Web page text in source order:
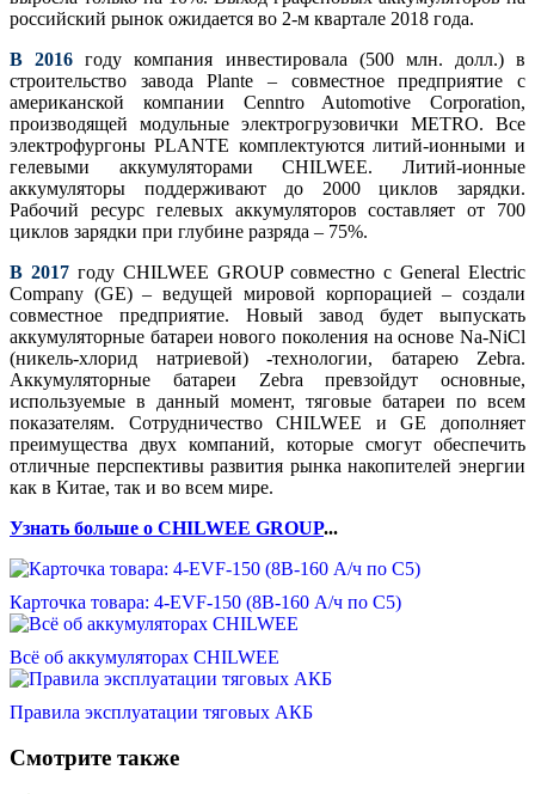
российский рынок ожидается во 2-м квартале 2018 года.
В 2016году компания инвестировала (500 млн. долл.) в
строительство завода Plante – совместное предприятие с
американской компании Cenntro Automotive Corporation,
производящей модульные электрогрузовички METRO. Все
электрофургоны PLANTE комплектуются литий-ионными и
гелевыми аккумуляторами CHILWEE. Литий-ионные
аккумуляторы поддерживают до 2000 циклов зарядки.
Рабочий ресурс гелевых аккумуляторов составляет от 700
циклов зарядки при глубине разряда – 75%.
В 2017 году CHILWEE GROUP совместно с General Electric
Company (GE) – ведущей мировой корпорацией – создали
совместное предприятие. Новый завод будет выпускать
аккумуляторные батареи нового поколения на основе Na-NiCl
(никель-хлорид натриевой) -технологии, батарею Zebra.
Аккумуляторные батареи Zebra превзойдут основные,
используемые в данный момент, тяговые батареи по всем
показателям. Сотрудничество CHILWEE и GE дополняет
преимущества двух компаний, которые смогут обеспечить
отличные перспективы развития рынка накопителей энергии
как в Китае, так и во всем мире.
Узнать больше о CHILWEE GROUP...
Карточка товара: 4-EVF-150 (8В-160 А/ч по С5)
Всё об аккумуляторах CHILWEE
Правила эксплуатации тяговых АКБ
Смотрите также